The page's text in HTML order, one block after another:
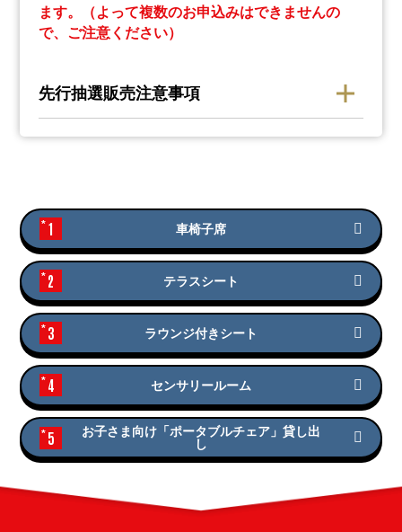
ます。（よって複数のお申込みはできませんの
で、ご注意ください）
先行抽選販売注意事項
1 車椅子席
2 テラスシート
3 ラウンジ付きシート
4 センサリールーム
5
お子さま向け「ポータブルチェア」貸し出
し